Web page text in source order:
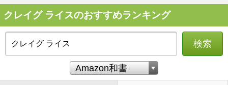
クレイグ ライスのおすすめランキング
検索